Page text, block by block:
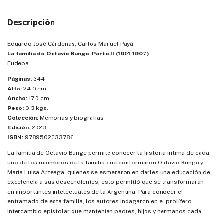
Descripción
Eduardo José Cárdenas, Carlos Manuel Payá
La familia de Octavio Bunge. Parte II (1901-1907)
Eudeba
Páginas: 344
Alto: 24.0 cm.
Ancho: 17.0 cm.
Peso: 0.3 kgs.
Colección: Memorias y biografías
Edición: 2023
ISBN: 9789502333786
La familia de Octavio Bunge permite conocer la historia íntima de cada
uno de los miembros de la familia que conformaron Octavio Bunge y
María Luisa Arteaga, quienes se esmeraron en darles una educación de
excelencia a sus descendientes; esto permitió que se transformaran
en importantes intelectuales de la Argentina. Para conocer el
entramado de esta familia, los autores indagaron en el prolífero
intercambio epistolar que mantenían padres, hijos y hermanos cada